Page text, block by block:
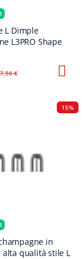
L Dimple
L3PRO Shape
7,50 €
15%
in
alta qualità stile L